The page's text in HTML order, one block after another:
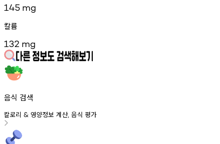
145 mg
칼륨
132 mg
음식 검색
칼로리 & 영양정보 계산, 음식 평가